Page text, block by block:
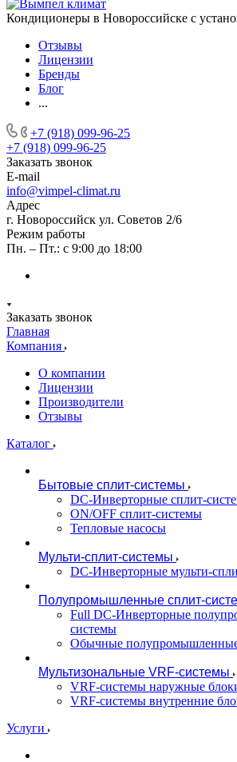
Кондиционеры в Новороссийске с
Отзывы
Лицензии
Бренды
Блог
...
+7 (918) 099-96-25
+7 (918) 099-96-25
Заказать звонок
E-mail
info@vimpel-climat.ru
Адрес
г. Новороссийск ул. Советов 2/6
Режим работы
Пн. – Пт.: с 9:00 до 18:00
Заказать звонок
Главная
Компания
О компании
Лицензии
Производители
Отзывы
Каталог
Бытовые сплит-системы
DC-Инверторные сплит-
ON/OFF сплит-системы
Тепловые насосы
Мульти-сплит-системы
DC-Инверторные мульти-
Полупромышленные сплит-
Full DC-Инверторные
системы
Обычные
Мультизональные VRF-системы
VRF-системы наружные
VRF-системы внутренние
Услуги